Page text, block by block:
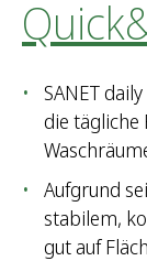
SANET
die tägliche
Aufgrund
stabilem,
gut auf